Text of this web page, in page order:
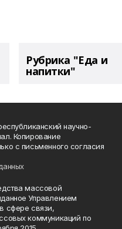
Рубрика "Еда и
напитки"
научно-
Копирование
с письменного согласия
массовой
Управлением
сфере связи,
коммуникаций по